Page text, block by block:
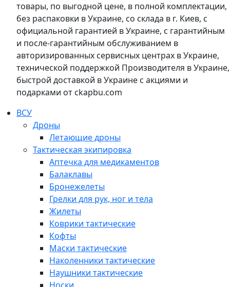
товары, по выгодной цене, в полной комплектации,
без распаковки в Украине, со склада в г. Киев, с
официальной гарантией в Украине, с гарантийным
и после-гарантийным обслуживанием в
авторизированных сервисных центрах в Украине,
технической поддержкой Производителя в Украине,
быстрой доставкой в Украине с акциями и
подарками от ckapbu.com
ВСУ
Дроны
Летающие дроны
Тактическая экипировка
Аптечка для медикаментов
Балаклавы
Бронежелеты
Грелки для рук, ног и тела
Жилеты
Коврики тактические
Кофты
Маски тактические
Наколенники тактические
Наушники тактические